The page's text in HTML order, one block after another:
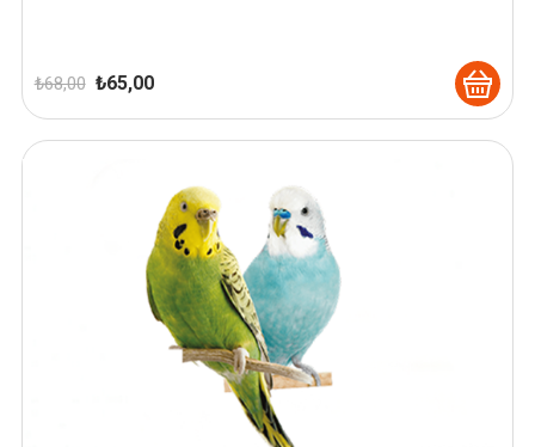
₺68,00 Orijinal
₺ 68,00.
₺65,00Şu
fiyat:
₺ 65,00.